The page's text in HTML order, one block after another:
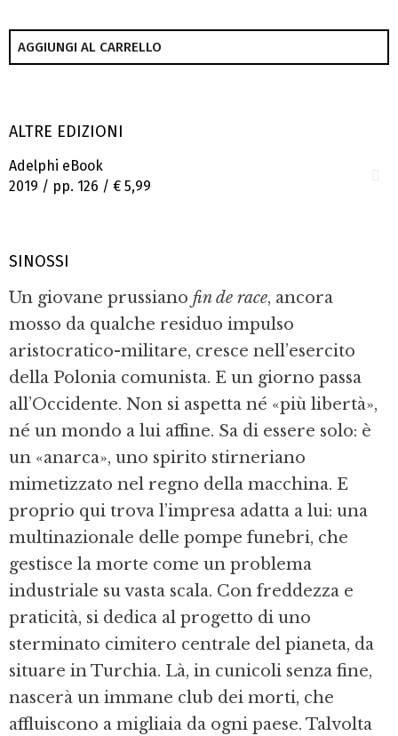
AGGIUNGI AL CARRELLO
ALTRE EDIZIONI
Adelphi eBook
2019 / pp. 126 / € 5,99
SINOSSI
Un giovane prussiano fin de race, ancora
mosso da qualche residuo impulso
aristocratico-militare, cresce nell’esercito
della Polonia comunista. E un giorno passa
all’Occidente. Non si aspetta né «più libertà»,
né un mondo a lui affine. Sa di essere solo: è
un «anarca», uno spirito stirneriano
mimetizzato nel regno della macchina. E
proprio qui trova l’impresa adatta a lui: una
multinazionale delle pompe funebri, che
gestisce la morte come un problema
industriale su vasta scala. Con freddezza e
praticità, si dedica al progetto di uno
sterminato cimitero centrale del pianeta, da
situare in Turchia. Là, in cunicoli senza fine,
nascerà un immane club dei morti, che
affluiscono a migliaia da ogni paese. Talvolta